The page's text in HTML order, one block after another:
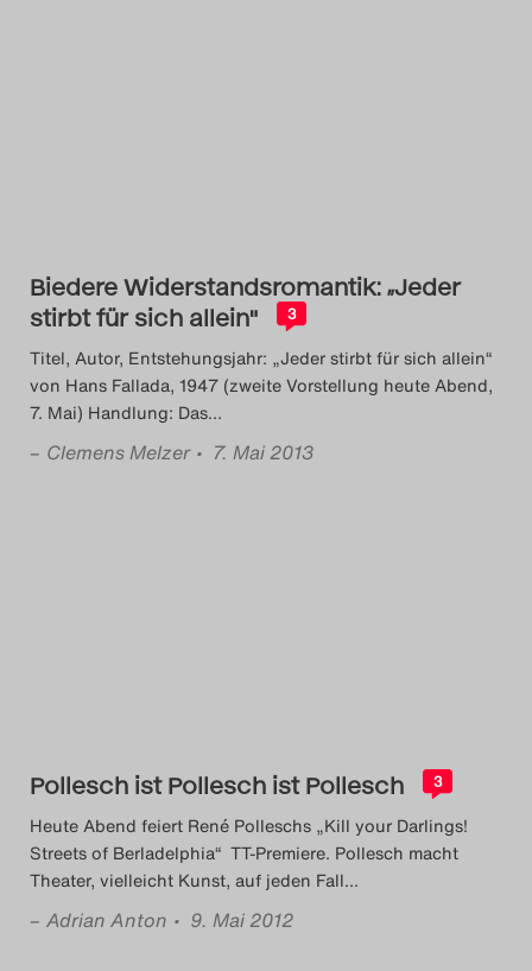
Biedere Widerstandsromantik: „Jeder
stirbt für sich allein"
3
Titel, Autor, Entstehungsjahr: „Jeder stirbt für sich allein“
von Hans Fallada, 1947 (zweite Vorstellung heute Abend,
7. Mai) Handlung: Das…
– Clemens Melzer • 7. Mai 2013
Pollesch ist Pollesch ist Pollesch 3
Heute Abend feiert René Polleschs „Kill your Darlings!
Streets of Berladelphia“ TT-Premiere. Pollesch macht
Theater, vielleicht Kunst, auf jeden Fall…
– Adrian Anton • 9. Mai 2012